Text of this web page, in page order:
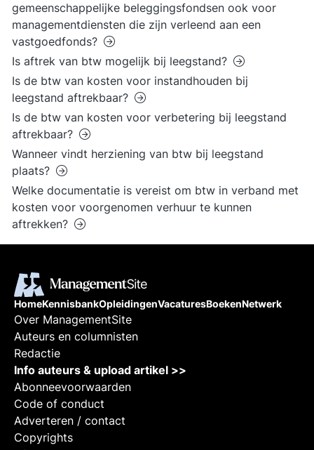
gemeenschappelijke beleggingsfondsen ook voor
managementdiensten die zijn verleend aan een
vastgoedfonds?
Is aftrek van btw mogelijk bij leegstand?
Is de btw van kosten voor instandhouden bij
leegstand aftrekbaar?
Is de btw van kosten voor verbetering bij leegstand
aftrekbaar?
Wanneer vindt herziening van btw bij leegstand
plaats?
Welke documentatie is vereist om btw in verband met
kosten voor voorgenomen verhuur te kunnen
aftrekken?
HomeKennisbankOpleidingenVacaturesBoekenNetwerk
Over ManagementSite
Auteurs en columnisten
Redactie
Info auteurs & upload artikel >>
Abonneevoorwaarden
Code of conduct
Adverteren / contact
Copyrights